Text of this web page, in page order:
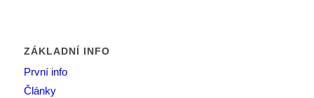
ZÁKLADNÍ INFO
První info
Články